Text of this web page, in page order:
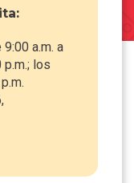
a.m. a
p.m.; los